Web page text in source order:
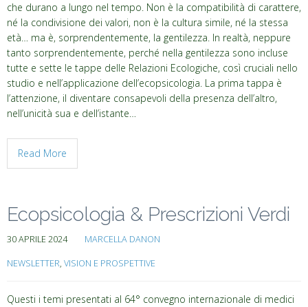
che durano a lungo nel tempo. Non è la compatibilità di carattere,
né la condivisione dei valori, non è la cultura simile, né la stessa
età… ma è, sorprendentemente, la gentilezza. In realtà, neppure
tanto sorprendentemente, perché nella gentilezza sono incluse
tutte e sette le tappe delle Relazioni Ecologiche, così cruciali nello
studio e nell’applicazione dell’ecopsicologia. La prima tappa è
l’attenzione, il diventare consapevoli della presenza dell’altro,
nell’unicità sua e dell’istante…
Read More
Ecopsicologia & Prescrizioni Verdi
30 APRILE 2024 MARCELLA DANON
NEWSLETTER, VISION E PROSPETTIVE
Questi i temi presentati al 64° convegno internazionale di medici